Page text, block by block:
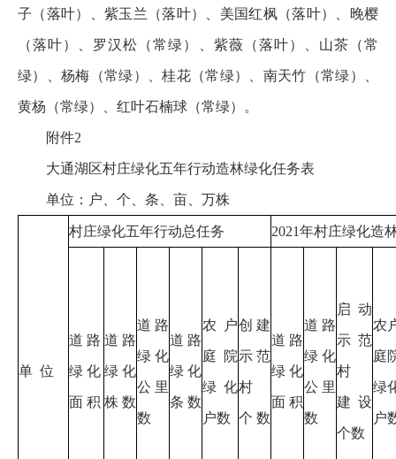
子（落叶）、紫玉兰（落叶）、美国红枫（落叶）、晚樱
（落叶）、罗汉松（常绿）、紫薇（落叶）、山茶（常
绿）、杨梅（常绿）、桂花（常绿）、南天竹（常绿）、
黄杨（常绿）、红叶石楠球（常绿）。
附件2
大通湖区村庄绿化五年行动造林绿化任务表
单位：户、个、条、亩、万株
单 位
村庄绿化五年行动总任务 2021年村庄绿化造
道 路
绿 化
面 积
道 路
绿 化
株 数
道 路
绿 化
公里
数
道 路
绿 化
条 数
农户
庭院
绿化
户数
创 建
示范
村
个 数
道 路
绿 化
面 积
道 路
绿 化
公里
数
启 动
示范
村
建设
个数
农
庭
绿
户